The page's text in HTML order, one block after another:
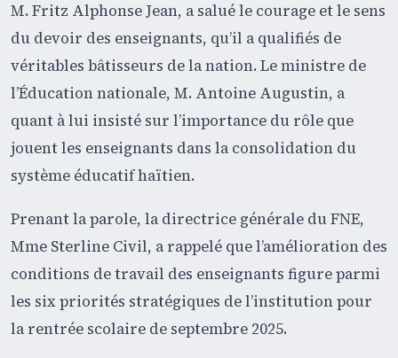
M. Fritz Alphonse Jean, a salué le courage et le sens
du devoir des enseignants, qu’il a qualifiés de
véritables bâtisseurs de la nation. Le ministre de
l’Éducation nationale, M. Antoine Augustin, a
quant à lui insisté sur l’importance du rôle que
jouent les enseignants dans la consolidation du
système éducatif haïtien.
Prenant la parole, la directrice générale du FNE,
Mme Sterline Civil, a rappelé que l’amélioration des
conditions de travail des enseignants figure parmi
les six priorités stratégiques de l’institution pour
la rentrée scolaire de septembre 2025.